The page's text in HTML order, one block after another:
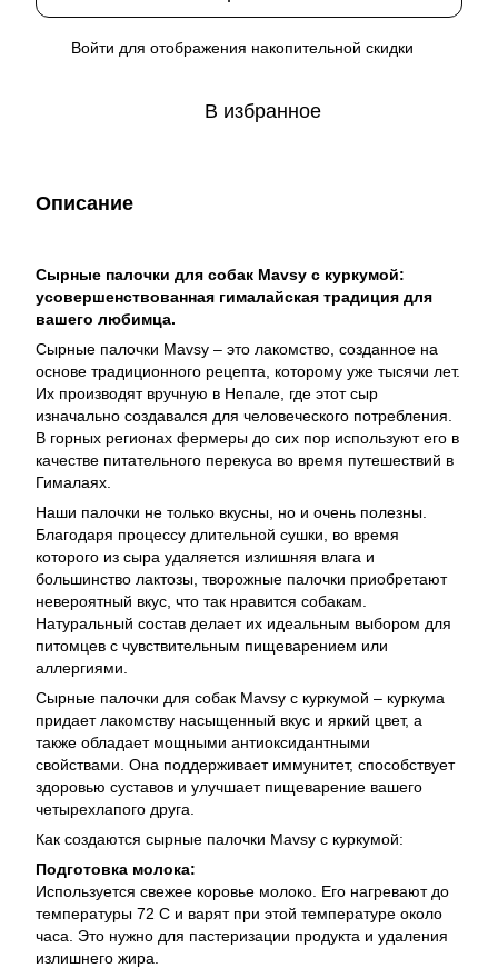
Войти для отображения накопительной скидки
В избранное
Описание
Сырные палочки для собак Mavsy с куркумой:
усовершенствованная гималайская традиция для
вашего любимца.
Сырные палочки Mavsy – это лакомство, созданное на
основе традиционного рецепта, которому уже тысячи лет.
Их производят вручную в Непале, где этот сыр
изначально создавался для человеческого потребления.
В горных регионах фермеры до сих пор используют его в
качестве питательного перекуса во время путешествий в
Гималаях.
Наши палочки не только вкусны, но и очень полезны.
Благодаря процессу длительной сушки, во время
которого из сыра удаляется излишняя влага и
большинство лактозы, творожные палочки приобретают
невероятный вкус, что так нравится собакам.
Натуральный состав делает их идеальным выбором для
питомцев с чувствительным пищеварением или
аллергиями.
Сырные палочки для собак Mavsy с куркумой – куркума
придает лакомству насыщенный вкус и яркий цвет, а
также обладает мощными антиоксидантными
свойствами. Она поддерживает иммунитет, способствует
здоровью суставов и улучшает пищеварение вашего
четырехлапого друга.
Как создаются сырные палочки Mavsy с куркумой:
Подготовка молока:
Используется свежее коровье молоко. Его нагревают до
температуры 72 С и варят при этой температуре около
часа. Это нужно для пастеризации продукта и удаления
излишнего жира.